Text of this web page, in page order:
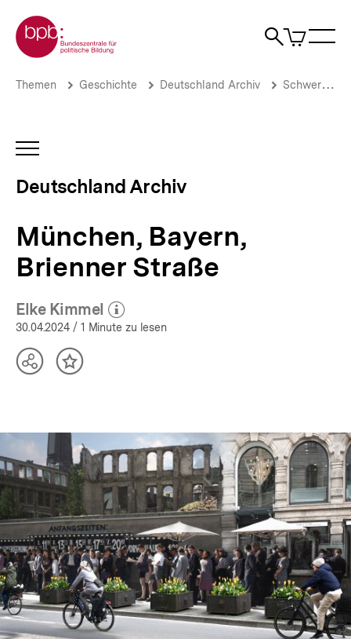
zum
Seiteninhalt
springen
Zur Startseite der bpb
Suche
Artikel
im
München,
Deutschland
Brotkrümelnavigation
Pfadnavigation
Themen Geschichte Deutschland Archiv Schwerpunkte
INHALTSNAVIGATION
Deutschland Archiv
München, Bayern,
Brienner Straße
Elke Kimmel
(Mehr zum Autor)
öffnen
30.04.2024 / 1 Minute zu lesen
TeilenInhalt